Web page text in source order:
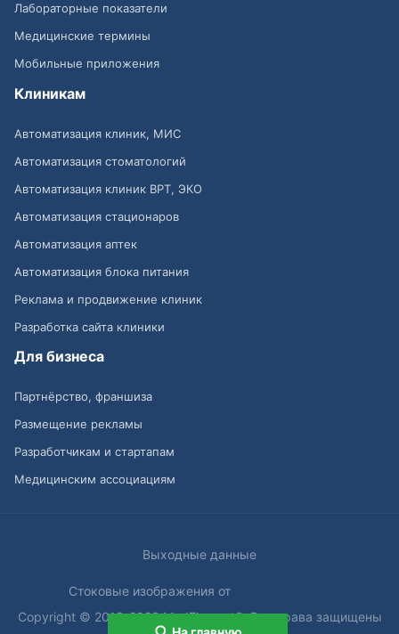
Лабораторные показатели
Медицинские термины
Мобильные приложения
Клиникам
Автоматизация клиник, МИС
Автоматизация стоматологий
Автоматизация клиник ВРТ, ЭКО
Автоматизация стационаров
Автоматизация аптек
Автоматизация блока питания
Реклама и продвижение клиник
Разработка сайта клиники
Для бизнеса
Партнёрство, франшиза
Размещение рекламы
Разработчикам и стартапам
Медицинским ассоциациям
Выходные данные
Стоковые изображения от
Copyright © 2013-2026 MedElement®. Все права защищены